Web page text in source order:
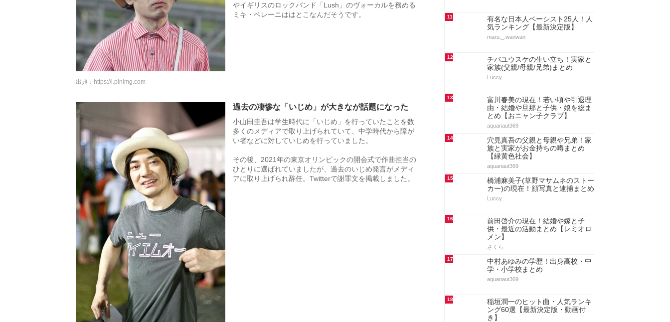
やイギリスのロックバンド「Lush」のヴォーカルを務める
ミキ・ベレーニははとこなんだそうです。
出典： https://i.pinimg.com
過去の凄惨な「いじめ」が大きなが話題になった
小山田圭吾は学生時代に「いじめ」を行っていたことを数
多くのメディアで取り上げられていて、中学時代から障が
い者などに対していじめを行っていました。
その後、2021年の東京オリンピックの開会式で作曲担当の
ひとりに選ばれていましたが、過去のいじめ発言がメディ
アに取り上げられ辞任。Twitterで謝罪文を掲載しました。
11
有名な日本人ベーシスト25人！人
気ランキング【最新決定版】
maru._.wanwan
12
チバユウスケの生い立ち！実家と
家族(父親/母親/兄弟)まとめ
Luccy
13
富川春美の現在！若い頃や引退理
由・結婚や旦那と子供・娘を総ま
とめ【おニャン子クラブ】
aquanaut369
14
穴見真吾の父親と母親や兄弟！家
族と実家がお金持ちの噂まとめ
【緑黄色社会】
aquanaut369
15
橋浦麻美子(草野マサムネのストー
カー)の現在！顔写真と逮捕まとめ
Luccy
16
前田啓介の現在！結婚や嫁と子
供・最近の活動まとめ【レミオロ
メン】
さくら
17
中村あゆみの学歴！出身高校・中
学・小学校まとめ
aquanaut369
18
稲垣潤一のヒット曲・人気ランキ
ング60選【最新決定版・動画付
き】